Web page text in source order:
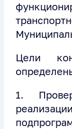
Цели
1.